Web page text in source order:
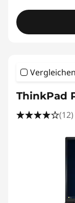
Vergleichen
ThinkPad
(12)